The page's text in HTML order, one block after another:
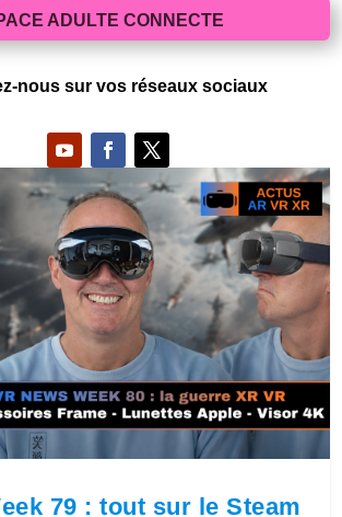
ADULTE CONNECTE
nous sur vos réseaux sociaux
79 : tout sur le Steam